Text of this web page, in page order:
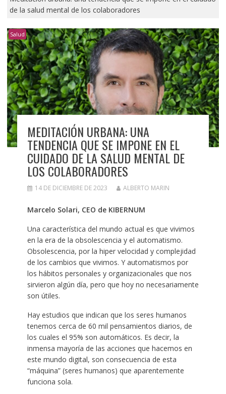
de la salud mental de los colaboradores
Salud
MEDITACIÓN URBANA: UNA
TENDENCIA QUE SE IMPONE EN EL
CUIDADO DE LA SALUD MENTAL DE
LOS COLABORADORES
14 DE DICIEMBRE DE 2023 ALBERTO MARIN
Marcelo Solari, CEO de KIBERNUM
Una característica del mundo actual es que vivimos
en la era de la obsolescencia y el automatismo.
Obsolescencia, por la hiper velocidad y complejidad
de los cambios que vivimos. Y automatismos por
los hábitos personales y organizacionales que nos
sirvieron algún día, pero que hoy no necesariamente
son útiles.
Hay estudios que indican que los seres humanos
tenemos cerca de 60 mil pensamientos diarios, de
los cuales el 95% son automáticos. Es decir, la
inmensa mayoría de las acciones que hacemos en
este mundo digital, son consecuencia de esta
“máquina” (seres humanos) que aparentemente
funciona sola.